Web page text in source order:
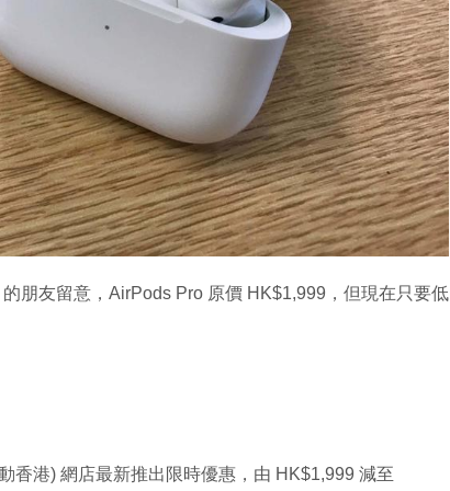
朋友留意，AirPods Pro 原價 HK$1,999，但現在只要低
香港) 網店最新推出限時優惠，由 HK$1,999 減至